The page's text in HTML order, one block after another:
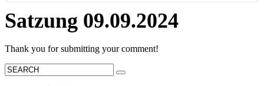
Satzung 09.09.2024
Thank you for submitting your comment!